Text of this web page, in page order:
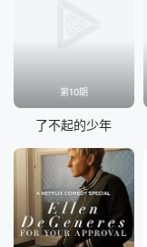
第10期
了不起的少年